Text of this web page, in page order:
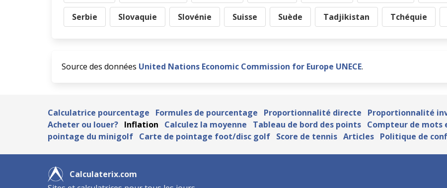
Serbie Slovaquie Slovénie Suisse Suède Tadjikistan Tchéquie
Source des données United Nations Economic Commission for Europe UNECE.
Calculatrice pourcentage Formules de pourcentage Proportionnalité directe Proportionnalité
Acheter ou louer? Inflation Calculez la moyenne Tableau de bord des points Compteur de mots
pointage du minigolf Carte de pointage foot/disc golf Score de tennis Articles Politique de
Calculaterix.com